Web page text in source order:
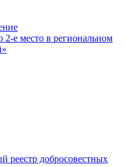
2-е место в региональном
добросовестных